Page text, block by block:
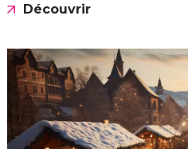
Découvrir